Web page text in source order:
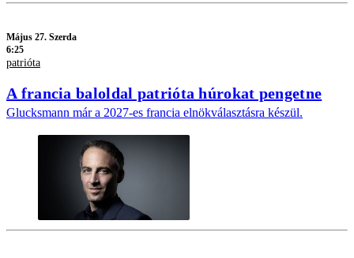
Május 27. Szerda
6:25
patrióta
A francia baloldal patrióta húrokat pengetne
Glucksmann már a 2027-es francia elnökválasztásra készül.